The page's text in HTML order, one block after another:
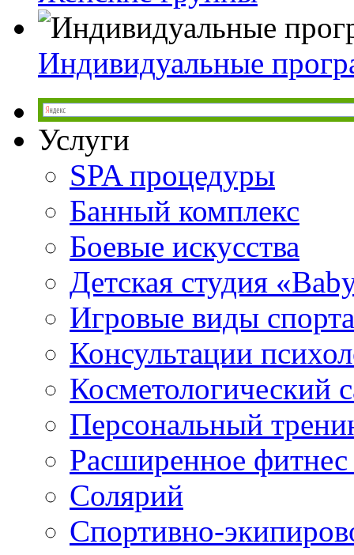
Индивидуальные
Услуги
SPA процедуры
Банный комплекс
Боевые искусства
Детская студия
Игровые виды спорта
Консультации
Косметологический
Персональный
Расширенное фитнес
Солярий
Спортивно-